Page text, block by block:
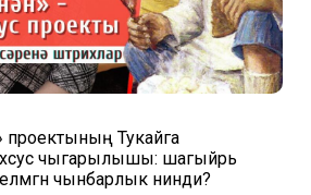
проектының Тукайга
чыгарылышы: шагыйрь
чынбарлык нинди?